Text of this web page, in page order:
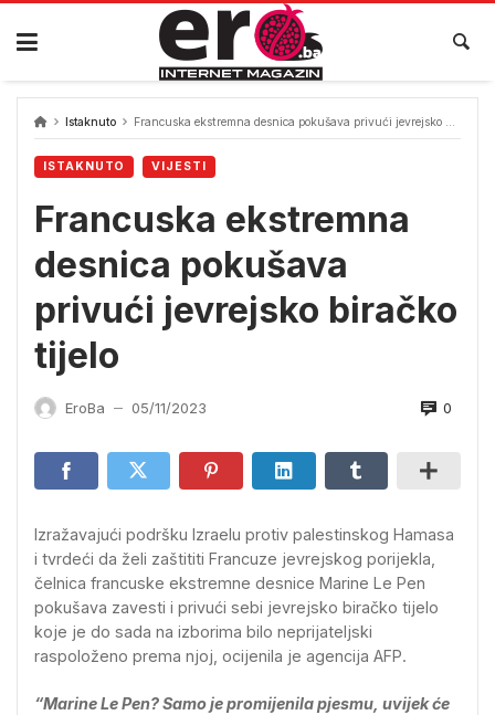
Skip
content
Istaknuto Francuska ekstremna desnica pokušava privući jevrejsko biračko tijelo
ISTAKNUTO VIJESTI
Francuska ekstremna
desnica pokušava
privući jevrejsko biračko
tijelo
EroBa — 05/11/2023 0
Izražavajući podršku Izraelu protiv palestinskog Hamasa
i tvrdeći da želi zaštititi Francuze jevrejskog porijekla,
čelnica francuske ekstremne desnice Marine Le Pen
pokušava zavesti i privući sebi jevrejsko biračko tijelo
koje je do sada na izborima bilo neprijateljski
raspoloženo prema njoj, ocijenila je agencija AFP.
“Marine Le Pen? Samo je promijenila pjesmu, uvijek će